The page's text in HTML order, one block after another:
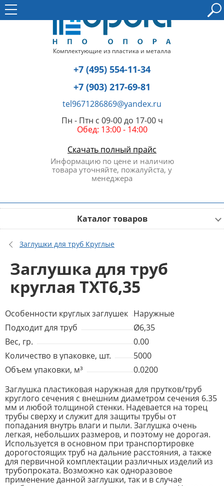
Комплектующие из пластика и металла
+7 (495) 554-11-34
+7 (903) 217-69-81
tel9671286869@yandex.ru
Пн - Птн с 09-00 до 17-00 ч
Обед: 13:00 - 14:00
Скачать полный прайс
Информацию по цене и наличию
товара уточняйте, пожалуйста, у
менеджера
Каталог товаров
Заглушки для труб Круглые
Заглушка для труб
круглая TXT6,35
Особенности круглых заглушек Наружные
Подходит для труб
Ø6,35
Вес, гр.
0.00
Количество в упаковке, шт.
5000
Объем упаковки, м³
0.0200
Заглушка пластиковая наружная для прутков/труб
круглого сечения с внешним диаметром сечения 6.35
мм и любой толщиной стенки. Надевается на торец
трубы сверху и служит для защиты трубы от
попадания внутрь влаги и пыли. Заглушка очень
легкая, небольших размеров, и поэтому не дорогая.
Используется в основном при транспортировке
дорогостоящих труб на дальние расстояния, а также
для первичной комплектации различных изделий из
трубопроката. Возможно как одноразовое
применение данной заглушки, так и в случае